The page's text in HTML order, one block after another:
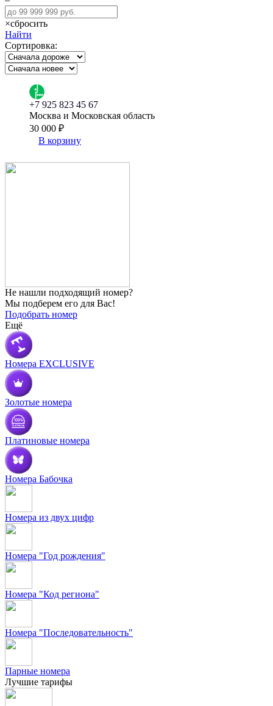
×сбросить
Найти
Сортировка:
+7 925 823 45 67
Москва и Московская область
30 000 ₽
В корзину
Не нашли подходящий номер?
Мы подберем его для Вас!
Подобрать номер
Ещё
Номера EXCLUSIVE
Золотые номера
Платиновые номера
Номера Бабочка
Номера из двух цифр
Номера "Год рождения"
Номера "Код региона"
Номера "Последовательность"
Парные номера
Лучшие тарифы